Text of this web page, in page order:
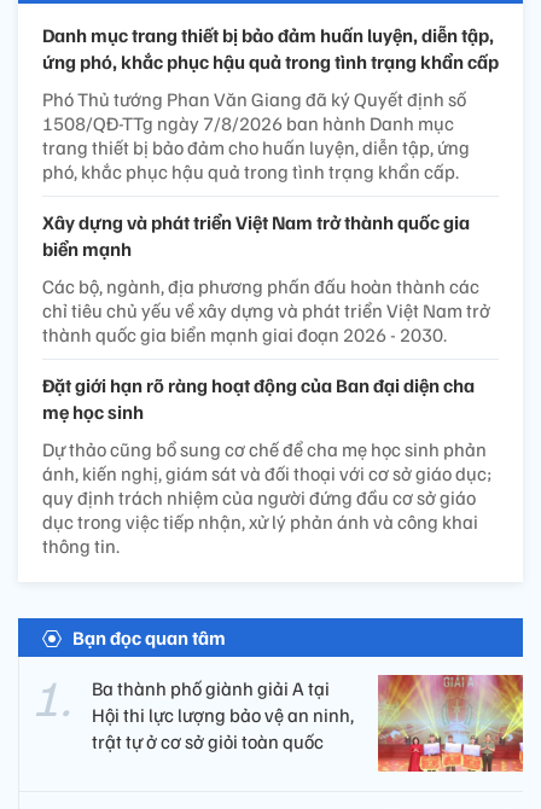
Danh mục trang thiết bị bảo đảm huấn luyện, diễn tập,
ứng phó, khắc phục hậu quả trong tình trạng khẩn cấp
Phó Thủ tướng Phan Văn Giang đã ký Quyết định số
1508/QĐ-TTg ngày 7/8/2026 ban hành Danh mục
trang thiết bị bảo đảm cho huấn luyện, diễn tập, ứng
phó, khắc phục hậu quả trong tình trạng khẩn cấp.
Xây dựng và phát triển Việt Nam trở thành quốc gia
biển mạnh
Các bộ, ngành, địa phương phấn đấu hoàn thành các
chỉ tiêu chủ yếu về xây dựng và phát triển Việt Nam trở
thành quốc gia biển mạnh giai đoạn 2026 - 2030.
Đặt giới hạn rõ ràng hoạt động của Ban đại diện cha
mẹ học sinh
Dự thảo cũng bổ sung cơ chế để cha mẹ học sinh phản
ánh, kiến nghị, giám sát và đối thoại với cơ sở giáo dục;
quy định trách nhiệm của người đứng đầu cơ sở giáo
dục trong việc tiếp nhận, xử lý phản ánh và công khai
thông tin.
Bạn đọc quan tâm
Ba thành phố giành giải A tại
Hội thi lực lượng bảo vệ an ninh,
trật tự ở cơ sở giỏi toàn quốc